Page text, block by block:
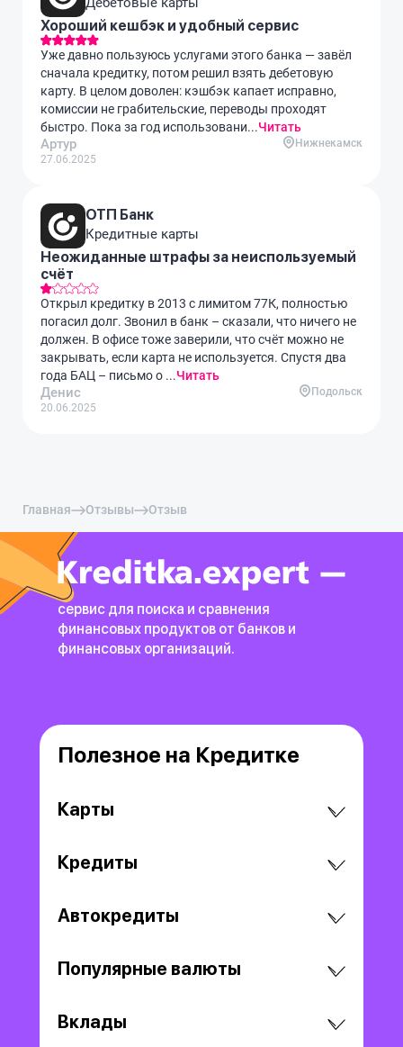
Хороший кешбэк и удобный сервис
Уже давно пользуюсь услугами этого банка — завёл
сначала кредитку, потом решил взять дебетовую
карту. В целом доволен: кэшбэк капает исправно,
комиссии не грабительские, переводы проходят
быстро. Пока за год использовани...Читать
Артур
27.06.2025
Нижнекамск
ОТП Банк
Кредитные карты
Неожиданные штрафы за неиспользуемый
счёт
Открыл кредитку в 2013 с лимитом 77К, полностью
погасил долг. Звонил в банк – сказали, что ничего не
должен. В офисе тоже заверили, что счёт можно не
закрывать, если карта не используется. Спустя два
года БАЦ – письмо о ...Читать
Денис
20.06.2025
Подольск
Главная Отзывы Отзыв
сервис для поиска и сравнения
финансовых продуктов от банков и
финансовых организаций.
Полезное на Кредитке
Карты
Кредиты
Автокредиты
Популярные валюты
Вклады